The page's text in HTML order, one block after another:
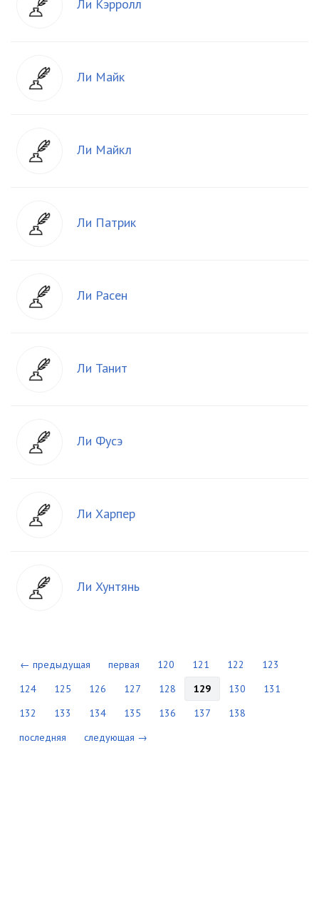
Ли Кэрролл
Ли Майк
Ли Майкл
Ли Патрик
Ли Расен
Ли Танит
Ли Фусэ
Ли Харпер
Ли Хунтянь
← предыдущая первая 120 121 122
123
124
125 126 127 128 129 130
131
132
133 134 135 136 137
138
последняя
следующая →